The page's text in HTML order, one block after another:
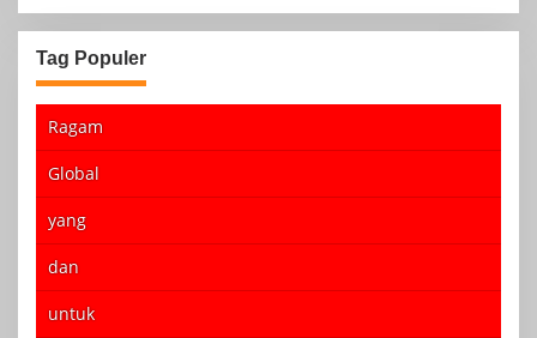
Tag Populer
Ragam
Global
yang
dan
untuk